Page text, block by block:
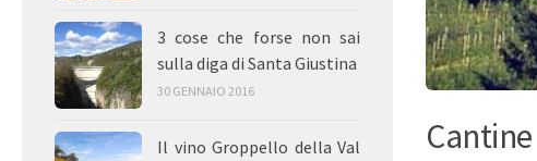
3 cose che forse non sai
sulla diga di Santa Giustina
30 GENNAIO 2016
Il vino Groppello della Val